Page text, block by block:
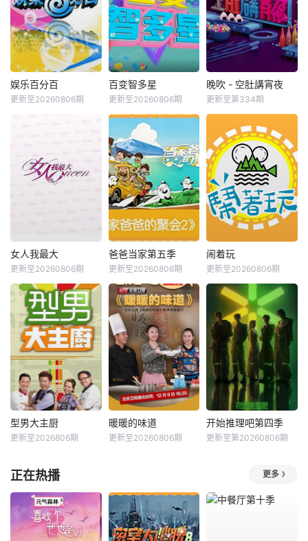
娱乐百分百
更新至20260806期
百变智多星
更新至20260806期
晚吹 - 空肚講宵夜
更新至第334期
女人我最大
更新至20260806期
爸爸当家第五季
更新至20260806期
闹着玩
更新至20260806期
型男大主厨
更新至2026806期
暖暖的味道
更新至20260806期
开始推理吧第四季
更新至第20260806期
正在热播 更多